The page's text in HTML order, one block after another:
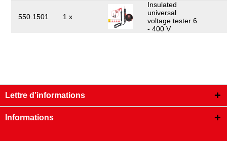
550.1501 1 x
Insulated
universal
voltage tester 6
- 400 V
Lettre d’informations
Informations